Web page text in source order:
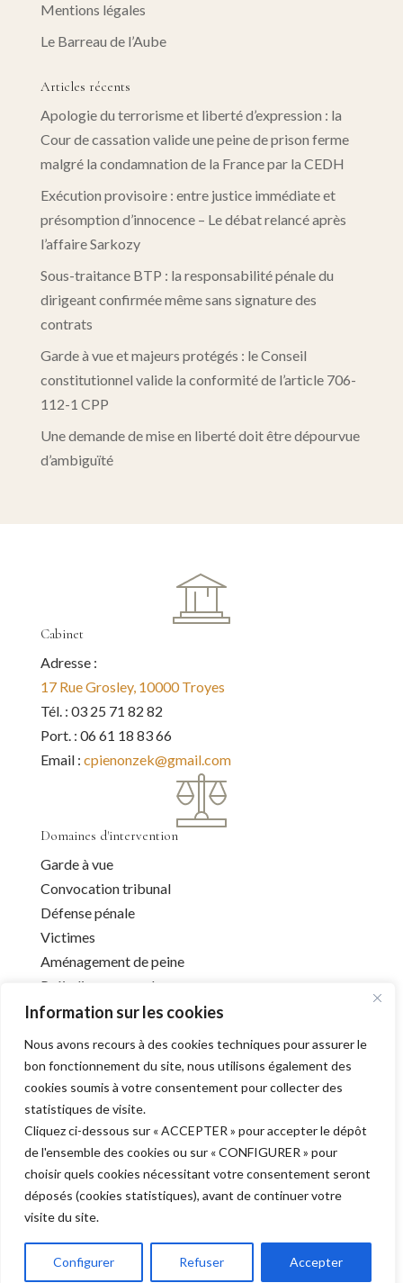
Information sur les cookies
Nous avons recours à des cookies techniques pour assurer le
bon fonctionnement du site, nous utilisons également des
cookies soumis à votre consentement pour collecter des
statistiques de visite.
Cliquez ci-dessous sur « ACCEPTER » pour accepter le dépôt
de l'ensemble des cookies ou sur « CONFIGURER » pour
choisir quels cookies nécessitant votre consentement seront
déposés (cookies statistiques), avant de continuer votre
visite du site.
Configurer Refuser Accepter
Mentions légales
Le Barreau de l’Aube
Articles récents
Apologie du terrorisme et liberté d’expression : la
Cour de cassation valide une peine de prison ferme
malgré la condamnation de la France par la CEDH
Exécution provisoire : entre justice immédiate et
présomption d’innocence – Le débat relancé après
l’affaire Sarkozy
Sous-traitance BTP : la responsabilité pénale du
dirigeant confirmée même sans signature des
contrats
Garde à vue et majeurs protégés : le Conseil
constitutionnel valide la conformité de l’article 706-
112-1 CPP
Une demande de mise en liberté doit être dépourvue
d’ambiguïté
Cabinet
Adresse :
17 Rue Grosley, 10000 Troyes
Tél. : 03 25 71 82 82
Port. : 06 61 18 83 66
Email : cpienonzek@gmail.com
Domaines d'intervention
Garde à vue
Convocation tribunal
Défense pénale
Victimes
Aménagement de peine
Préjudice corporel
Infos utiles
Liens utiles
Mentions légales
Déontologie
Derniers articles